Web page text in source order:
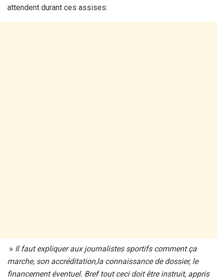
attendent durant ces assises:
» Il faut expliquer aux journalistes sportifs comment ça
marche, son accréditation,la connaissance de dossier, le
financement éventuel. Bref tout ceci doit être instruit, appris